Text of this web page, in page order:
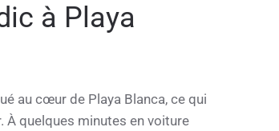
à Playa
au cœur de Playa Blanca, ce qui
À quelques minutes en voiture